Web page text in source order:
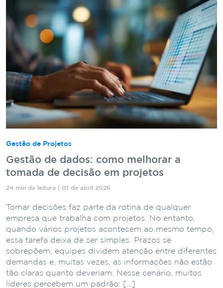
Gestão de Projetos
Gestão de dados: como melhorar a
tomada de decisão em projetos
24 min de leitura | 01 de abril 2026
Tomar decisões faz parte da rotina de qualquer
empresa que trabalha com projetos. No entanto,
quando vários projetos acontecem ao mesmo tempo,
essa tarefa deixa de ser simples. Prazos se
sobrepõem, equipes dividem atenção entre diferentes
demandas e, muitas vezes, as informações não estão
tão claras quanto deveriam. Nesse cenário, muitos
líderes percebem um padrão: […]